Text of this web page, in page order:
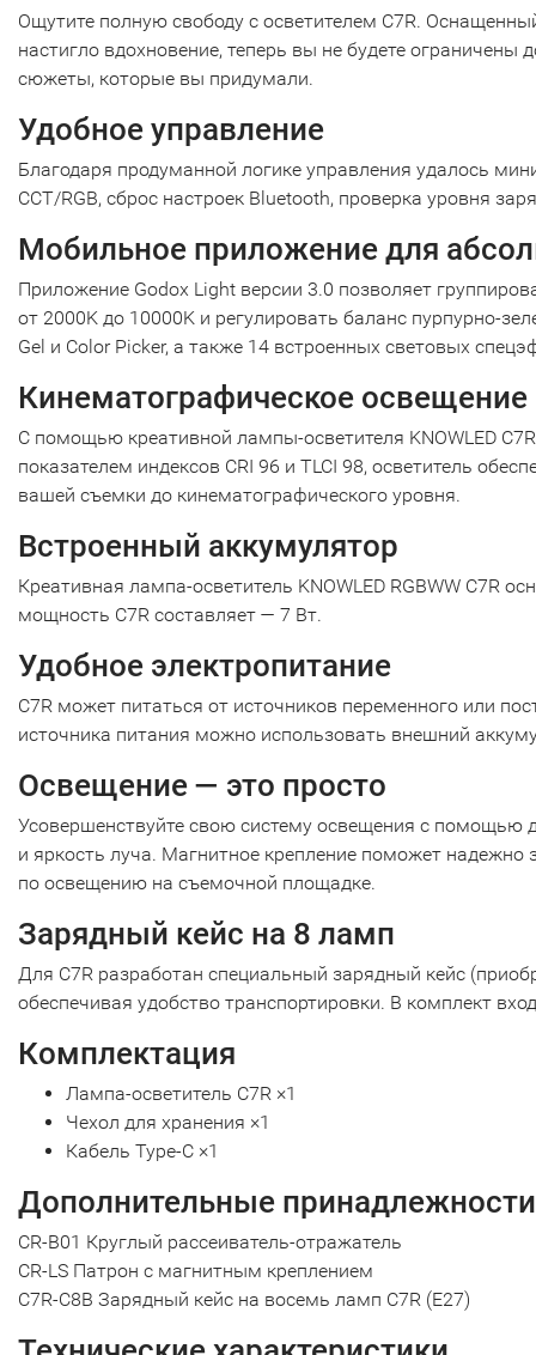
Ощутите полную свободу с осветителем C7R.
настигло вдохновение, теперь вы не будете
сюжеты, которые вы придумали.
Удобное управление
Благодаря продуманной логике управления удалось
CCT/RGB, сброс настроек Bluetooth, проверка уровня
Мобильное приложение для
Приложение Godox Light версии 3.0 позволяет
от 2000K до 10000K и регулировать баланс пурпурно-
Gel и Color Picker, а также 14 встроенных световых
Кинематографическое освещение
С помощью креативной лампы-осветителя KNOWLED
показателем индексов CRI 96 и TLCI 98, осветитель
вашей съемки до кинематографического уровня.
Встроенный аккумулятор
Креативная лампа-осветитель KNOWLED RGBWW C7R
мощность C7R составляет — 7 Вт.
Удобное электропитание
C7R может питаться от источников переменного или
источника питания можно использовать внешний
Освещение — это просто
Усовершенствуйте свою систему освещения с помощью
и яркость луча. Магнитное крепление поможет надежно
по освещению на съемочной площадке.
Зарядный кейс на 8 ламп
Для C7R разработан специальный зарядный кейс
обеспечивая удобство транспортировки. В комплект
Комплектация
Лампа-осветитель C7R ×1
Чехол для хранения ×1
Кабель Type-C ×1
Дополнительные принадлежности
CR-B01 Круглый рассеиватель-отражатель
CR-LS Патрон с магнитным креплением
C7R-C8B Зарядный кейс на восемь ламп C7R (E27)